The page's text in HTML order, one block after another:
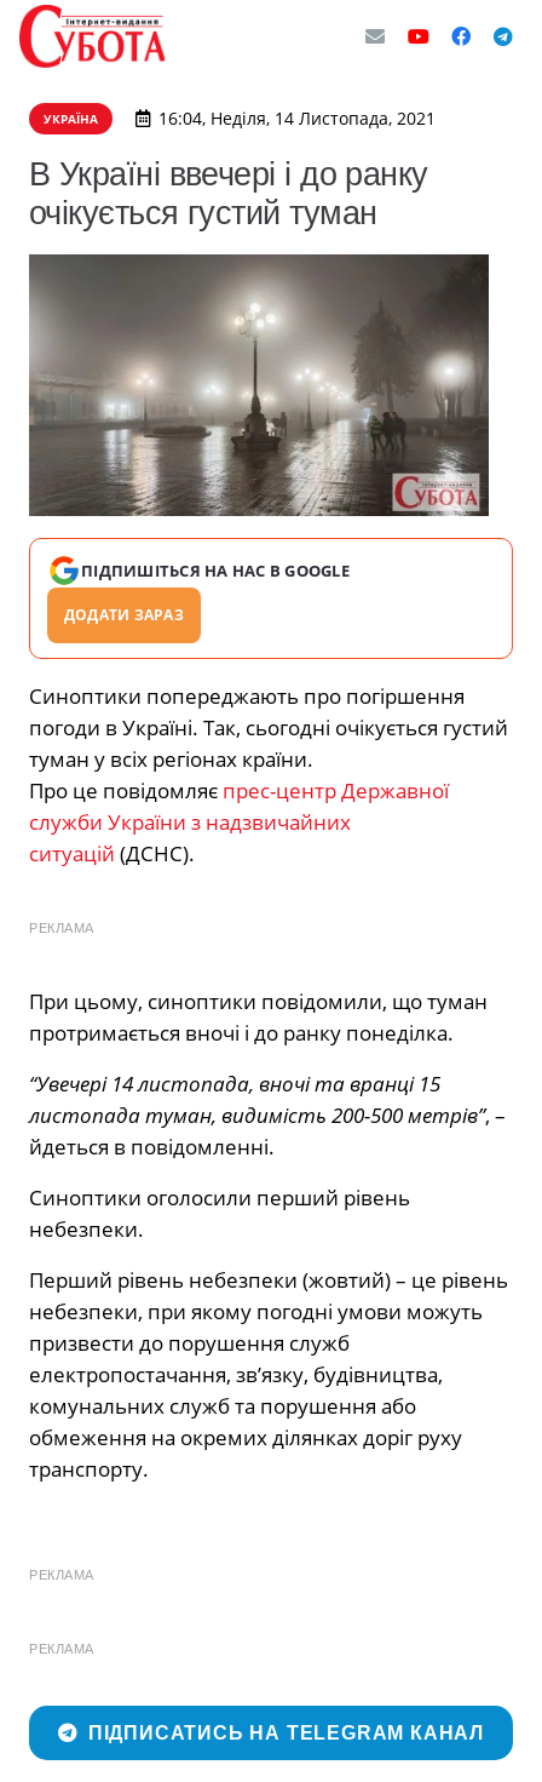
УКРАЇНА 16:04, Неділя, 14 Листопада, 2021
В Україні ввечері і до ранку
очікується густий туман
ПІДПИШІТЬСЯ НА НАС В GOOGLE
ДОДАТИ ЗАРАЗ
Синоптики попереджають про погіршення
погоди в Україні. Так, сьогодні очікується густий
туман у всіх регіонах країни.
Про це повідомляє прес-центр Державної
служби України з надзвичайних
ситуацій (ДСНС).
РЕКЛАМА
При цьому, синоптики повідомили, що туман
протримається вночі і до ранку понеділка.
“Увечері 14 листопада, вночі та вранці 15
листопада туман, видимість 200-500 метрів”, –
йдеться в повідомленні.
Синоптики оголосили перший рівень
небезпеки.
Перший рівень небезпеки (жовтий) – це рівень
небезпеки, при якому погодні умови можуть
призвести до порушення служб
електропостачання, зв’язку, будівництва,
комунальних служб та порушення або
обмеження на окремих ділянках доріг руху
транспорту.
РЕКЛАМА
РЕКЛАМА
ПІДПИСАТИСЬ НА TELEGRAM КАНАЛ